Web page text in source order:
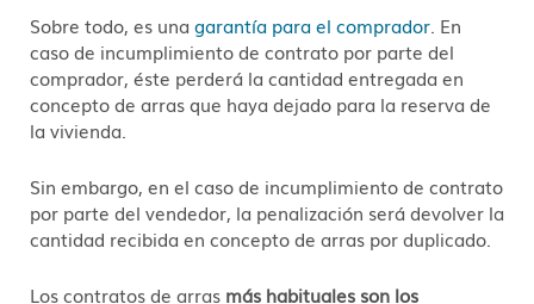
Sobre todo, es una garantía para el comprador . En
caso de incumplimiento de contrato por parte del
comprador, éste perderá la cantidad entregada en
concepto de arras que haya dejado para la reserva de
la vivienda.
Sin embargo, en el caso de incumplimiento de contrato
por parte del vendedor, la penalización será devolver la
cantidad recibida en concepto de arras por duplicado.
Los contratos de arras más habituales son los